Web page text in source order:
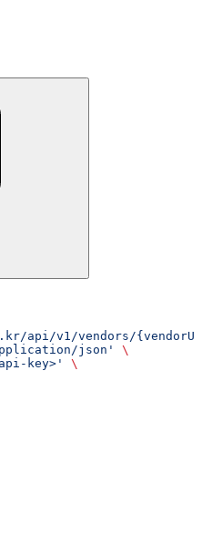
api/v1/vendors/
json'
\
key>'
\